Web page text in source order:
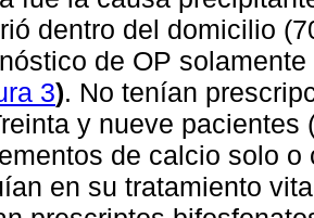
dentro del domicilio
de OP
3). No tenían
y nueve
de calcio solo o
en su tratamiento